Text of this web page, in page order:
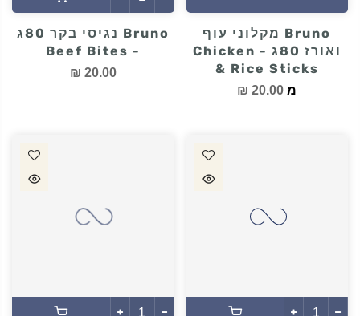
Bruno מקלוני עוף
ואורז 80ג - Chicken
& Rice Sticks
מ20.00 ₪
Bruno נגיסי בקר 80ג
- Beef Bites
20.00 ₪